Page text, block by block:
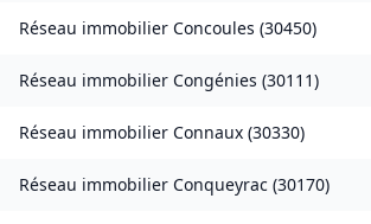
Réseau immobilier Concoules (30450)
Réseau immobilier Congénies (30111)
Réseau immobilier Connaux (30330)
Réseau immobilier Conqueyrac (30170)